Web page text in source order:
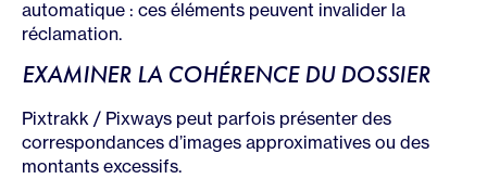
automatique : ces éléments peuvent invalider la
réclamation.
EXAMINER LA COHÉRENCE DU DOSSIER
Pixtrakk / Pixways peut parfois présenter des
correspondances d’images approximatives ou des
montants excessifs.